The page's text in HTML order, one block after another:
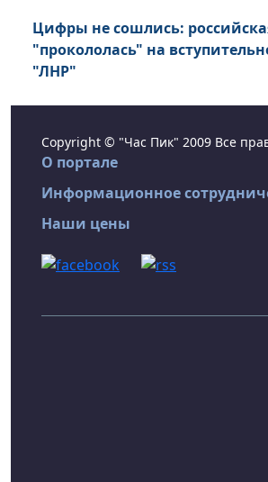
Цифры не сошлись:
"прокололась" на
"ЛНР"
Copyright © "Час Пик" 2009 Все
О портале
Информационное
Наши цены